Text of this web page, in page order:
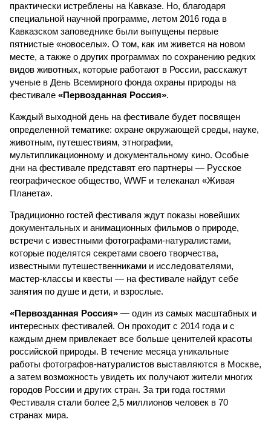
практически истреблены на Кавказе. Но, благодаря
специальной научной программе, летом 2016 года в
Кавказском заповеднике были выпущены первые
пятнистые «новоселы». О том, как им живется на новом
месте, а также о других программах по сохранению редких
видов животных, которые работают в России, расскажут
ученые в День Всемирного фонда охраны природы на
фестивале «Первозданная Россия».
Каждый выходной день на фестивале будет посвящен
определенной тематике: охране окружающей среды, науке,
животным, путешествиям, этнографии,
мультипликационному и документальному кино. Особые
дни на фестивале представят его партнеры — Русское
географическое общество, WWF и телеканал «Живая
Планета».
Традиционно гостей фестиваля ждут показы новейших
документальных и анимационных фильмов о природе,
встречи с известными фотографами-натуралистами,
которые поделятся секретами своего творчества,
известными путешественниками и исследователями,
мастер-классы и квесты — на фестивале найдут себе
занятия по душе и дети, и взрослые.
«Первозданная Россия» — один из самых масштабных и
интересных фестивалей. Он проходит с 2014 года и с
каждым днем привлекает все больше ценителей красоты
российской природы. В течение месяца уникальные
работы фотографов-натуралистов выставляются в Москве,
а затем возможность увидеть их получают жители многих
городов России и других стран. За три года гостями
Фестиваля стали более 2,5 миллионов человек в 70
странах мира.